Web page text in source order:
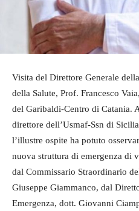
Visita del Direttore Generale
della Salute, Prof. Francesco
del Garibaldi-Centro di Catania.
direttore dell’Usmaf-Ssn di
l’illustre ospite ha potuto
nuova struttura di emergenza di
dal Commissario Straordinario
Giuseppe Giammanco, dal
Emergenza, dott. Giovanni